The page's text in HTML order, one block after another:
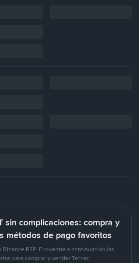
sin complicaciones: compra y
métodos de pago favoritos
Binance P2P. Encuentra a continuación las
para comprar y vender Tether.